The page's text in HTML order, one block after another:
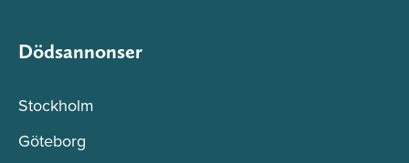
Dödsannonser
Stockholm
Göteborg